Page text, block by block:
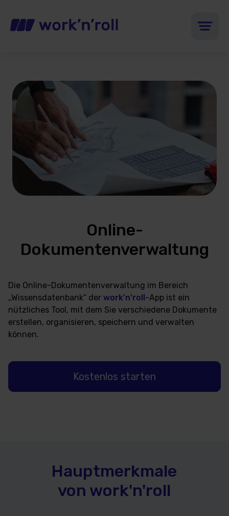
Online-
Dokumentenverwaltung
Die Online-Dokumentenverwaltung im Bereich
„Wissensdatenbank“ der work'n'roll-App ist ein
nützliches Tool, mit dem Sie verschiedene Dokumente
erstellen, organisieren, speichern und verwalten
können.
Kostenlos starten
Hauptmerkmale
von work'n'roll